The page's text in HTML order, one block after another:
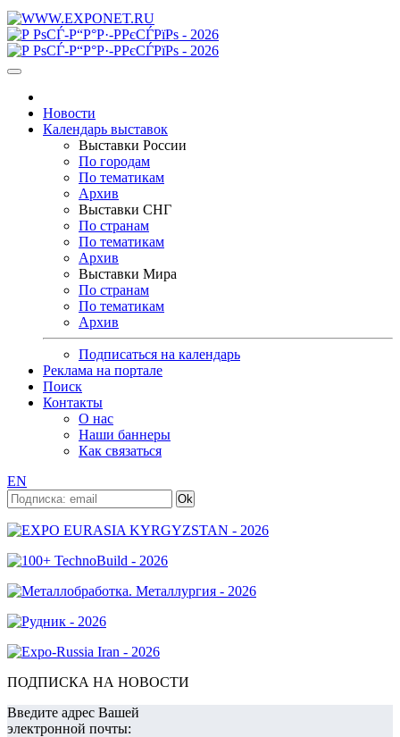
Новости
Календарь выставок
Выставки России
По городам
По тематикам
Архив
Выставки СНГ
По странам
По тематикам
Архив
Выставки Мира
По странам
По тематикам
Архив
Подписаться на календарь
Реклама на портале
Поиск
Контакты
О нас
Наши баннеры
Как связаться
EN
ПОДПИСКА НА НОВОСТИ
Введите адрес Вашей
электронной почты: